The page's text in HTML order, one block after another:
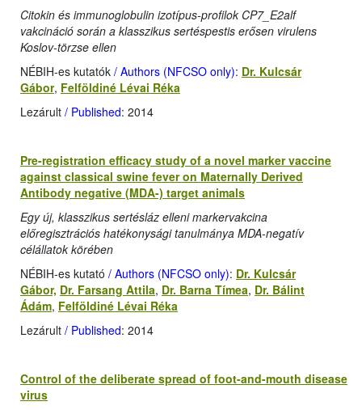
Citokin és immunoglobulin izotípus-profilok CP7_E2alf
vakcináció során a klasszikus sertéspestis erősen virulens
Koslov-törzse ellen
NÉBIH-es kutatók / Authors (NFCSO only): Dr. Kulcsár
Gábor, Felföldiné Lévai Réka
Lezárult / Published: 2014
Pre-registration efficacy study of a novel marker vaccine
against classical swine fever on Maternally Derived
Antibody negative (MDA-) target animals
Egy új, klasszikus sertésláz elleni markervakcina
előregisztrációs hatékonysági tanulmánya MDA-negatív
célállatok körében
NÉBIH-es kutató / Authors (NFCSO only): Dr. Kulcsár
Gábor, Dr. Farsang Attila, Dr. Barna Tímea, Dr. Bálint
Ádám, Felföldiné Lévai Réka
Lezárult / Published: 2014
Control of the deliberate spread of foot-and-mouth disease
virus